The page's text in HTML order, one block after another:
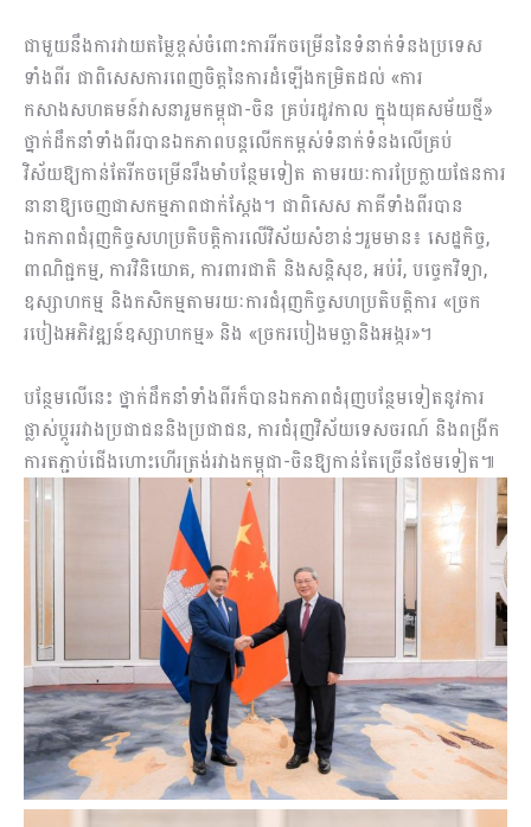
ជាមួយនឹងការវាយតម្លៃខ្ពស់ចំពោះការរីកចម្រើននៃទំនាក់ទំនងប្រទេស
ទាំងពីរ ជាពិសេសការពេញចិត្តនៃការដំឡើងកម្រិតដល់ «ការ
កសាងសហគមន៍វាសនារួមកម្ពុជា-ចិន គ្រប់រដូវកាល ក្នុងយុគសម័យថ្មី»
ថ្នាក់ដឹកនាំទាំងពីរបានឯកភាពបន្តលើកកម្ពស់ទំនាក់ទំនងលើគ្រប់
វិស័យឱ្យកាន់តែរីកចម្រើនរឹងមាំបន្ថែមទៀត តាមរយៈការប្រែក្លាយផែនការ
នានាឱ្យចេញជាសកម្មភាពជាក់ស្តែង។ ជាពិសេស ភាគីទាំងពីរបាន
ឯកភាពជំរុញកិច្ចសហប្រតិបត្តិការលើវិស័យសំខាន់ៗរួមមាន៖ សេដ្ឋកិច្ច,
ពាណិជ្ជកម្ម, ការវិនិយោគ, ការពារជាតិ និងសន្តិសុខ, អប់រំ, បច្ចេកវិទ្យា,
ឧស្សាហកម្ម និងកសិកម្មតាមរយៈការជំរុញកិច្ចសហប្រតិបត្តិការ «ច្រក
របៀងអភិវឌ្ឍន៍ឧស្សាហកម្ម» និង «ច្រករបៀងមច្ឆានិងអង្ករ»។
បន្ថែមលើនេះ ថ្នាក់ដឹកនាំទាំងពីរក៏បានឯកភាពជំរុញបន្ថែមទៀតនូវការ
ផ្លាស់ប្តូររវាងប្រជាជននិងប្រជាជន, ការជំរុញវិស័យទេសចរណ៍ និងពង្រីក
ការតភ្ជាប់ជើងហោះហើរត្រង់រវាងកម្ពុជា-ចិនឱ្យកាន់តែច្រើនថែមទៀត៕